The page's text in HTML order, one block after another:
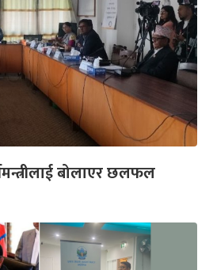
बोलाएर छलफल